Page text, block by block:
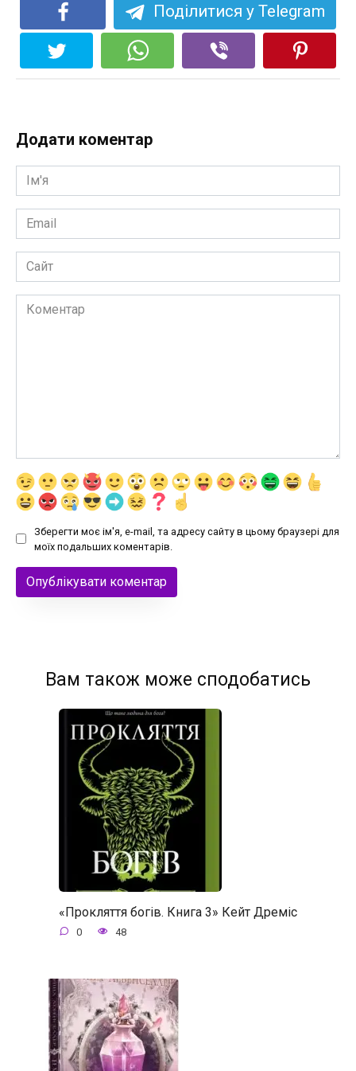
Поділитися у Telegram
Додати коментар
Ім'я
*
Email
*
Сайт
Коментар
Зберегти моє ім'я, e-mail, та адресу сайту в цьому браузері для
моїх подальших коментарів.
Вам також може сподобатись
«Прокляття богів. Книга 3» Кейт Дреміс
0 48